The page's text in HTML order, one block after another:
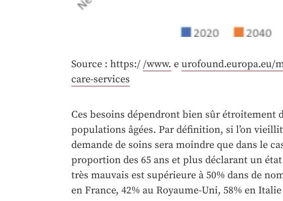
Source : https:/ /www. e urofound.europa.eu/
care-services
Ces besoins dépendront bien sûr étroitement
populations âgées. Par définition, si l’on
demande de soins sera moindre que dans le
proportion des 65 ans et plus déclarant un
très mauvais est supérieure à 50% dans de
en France, 42% au Royaume-Uni, 58% en